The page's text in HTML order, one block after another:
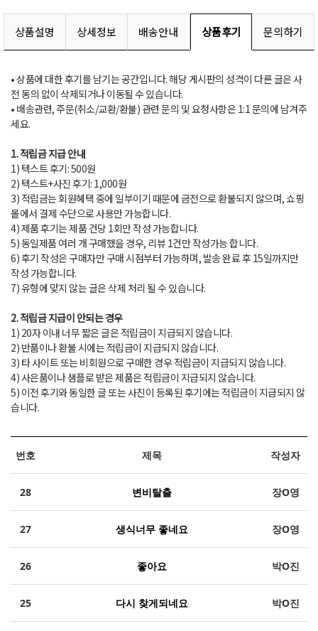
상품설명 상세정보 배송안내 상품후기 문의하기
• 상품에 대한 후기를 남기는 공간입니다. 해당 게시판의 성격이 다른 글은 사
전 동의 없이 삭제되거나 이동될 수 있습니다.
• 배송관련, 주문(취소/교환/환불) 관련 문의 및 요청사항은 1:1 문의에 남겨주
세요.
1. 적립금 지급 안내
1) 텍스트 후기: 500원
2) 텍스트+사진 후기: 1,000원
3) 적립금는 회원혜택 중에 일부이기 때문에 금전으로 환불되지 않으며, 쇼핑
몰에서 결제 수단으로 사용만 가능합니다.
4) 제품 후기는 제품 건당 1회만 작성 가능합니다.
5) 동일제품 여러 개 구매했을 경우, 리뷰 1건만 작성가능 합니다.
6) 후기 작성은 구매자만 구매 시점부터 가능하며, 발송 완료 후 15일까지만
작성 가능합니다.
7) 유형에 맞지 않는 글은 삭제 처리 될 수 있습니다.
2. 적립금 지급이 안되는 경우
1) 20자 이내 너무 짧은 글은 적립금이 지급되지 않습니다.
2) 반품이나 환불 시에는 적립금이 지급되지 않습니다.
3) 타 사이트 또는 비회원으로 구매한 경우 적립금이 지급되지 않습니다.
4) 사은품이나 샘플로 받은 제품은 적립금이 지급되지 않습니다.
5) 이전 후기와 동일한 글 또는 사진이 등록된 후기에는 적립금이 지급되지 않
습니다.
번호 제목 작성자
28 변비탈출 장O영
27 생식너무 좋네요 장O영
26 좋아요 박O진
25 다시 찾게되네요 박O진